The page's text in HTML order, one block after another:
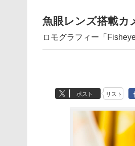
魚眼レンズ搭載カ
ロモグラフィー「
ポスト リスト